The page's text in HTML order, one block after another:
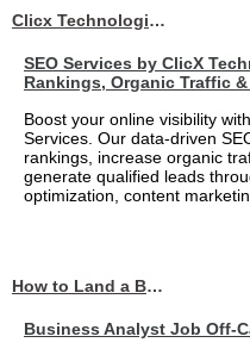
Clicx Technologies
SEO Services by ClicX
Rankings, Organic Traffic
Boost your online visibility
Services. Our data-driven
rankings, increase organic
generate qualified leads
optimization, content
How to Land a Business Analyst Job Off-Campus When Your College Has Zero Tech Connections
Business Analyst Job Off-